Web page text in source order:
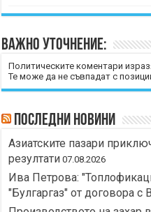
Важно уточнение:
Политическите коментари
Те може да не съвпадат с
Последни новини
Азиатските пазари
резултати 07.08.2026
Ива Петрова:
"Булгаргаз" от договора с